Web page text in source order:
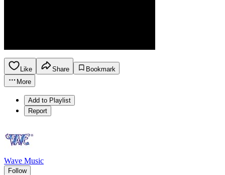
Like Share
Bookmark
More
Add to Playlist
Report
Wave Music
Follow